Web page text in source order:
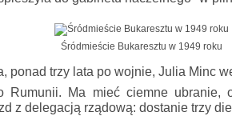
Śródmieście Bukaresztu w 1949 roku
ponad trzy lata po wojnie, Julia Minc
Rumunii. Ma mieć ciemne ubranie,
z delegacją rządową: dostanie trzy